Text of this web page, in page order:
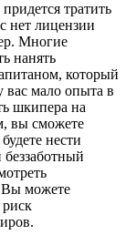
тратить
нет лицензии
Многие
нанять
который
вас мало опыта в
шкипера на
вы сможете
нести
Вы можете
риск